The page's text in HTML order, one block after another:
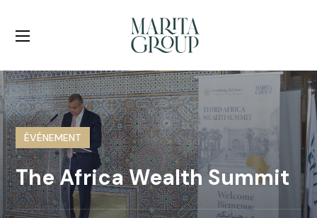
ÉVÉNEMENT
The Africa Wealth Summit